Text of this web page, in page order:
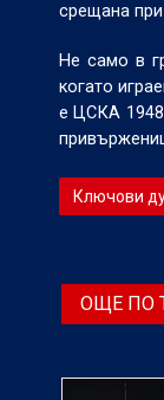
срещана
Не само в
когато
е ЦСКА
Ключови
ОЩЕ ПО